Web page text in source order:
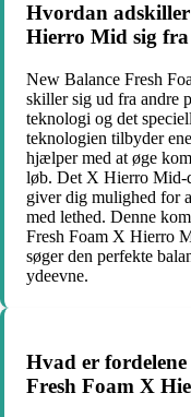
Hvordan
Hierro Mid sig fra
New Balance Fresh
skiller sig ud fra andre
teknologi og det
teknologien tilbyder
hjælper med at øge
løb. Det X Hierro Mid-
giver dig mulighed for
med lethed. Denne
Fresh Foam X Hierro
søger den perfekte
ydeevne.
Hvad er
Fresh Foam X